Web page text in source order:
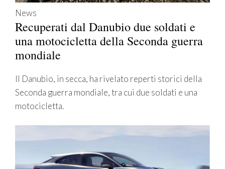
News
Recuperati dal Danubio due soldati e
una motocicletta della Seconda guerra
mondiale
Il Danubio, in secca, ha rivelato reperti storici della
Seconda guerra mondiale, tra cui due soldati e una
motocicletta.